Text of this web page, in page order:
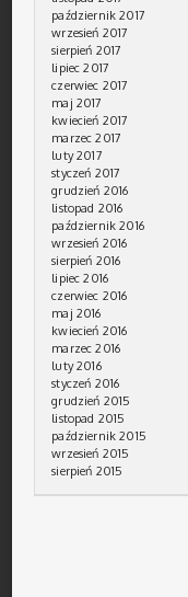
październik 2017
wrzesień 2017
sierpień 2017
lipiec 2017
czerwiec 2017
maj 2017
kwiecień 2017
marzec 2017
luty 2017
styczeń 2017
grudzień 2016
listopad 2016
październik 2016
wrzesień 2016
sierpień 2016
lipiec 2016
czerwiec 2016
maj 2016
kwiecień 2016
marzec 2016
luty 2016
styczeń 2016
grudzień 2015
listopad 2015
październik 2015
wrzesień 2015
sierpień 2015